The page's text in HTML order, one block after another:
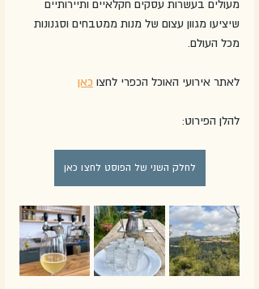
מעולים בעשרות עסקים חקלאיים ותיירותיים
שיציעו מגוון עצום של מנות ממטבחים וסגנונות
מכל העולם.
לאתר אירועי האוכל הכפרי לחצו כאן
להלן הפירוט:
לחלק השני של הפוסט לחצו כאן